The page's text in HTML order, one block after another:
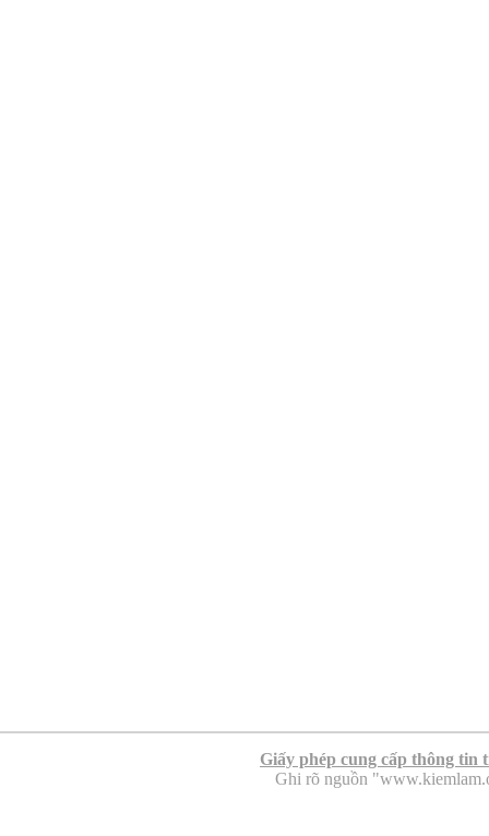
Giấy phép cung cấp thông tin
Ghi rõ nguồn